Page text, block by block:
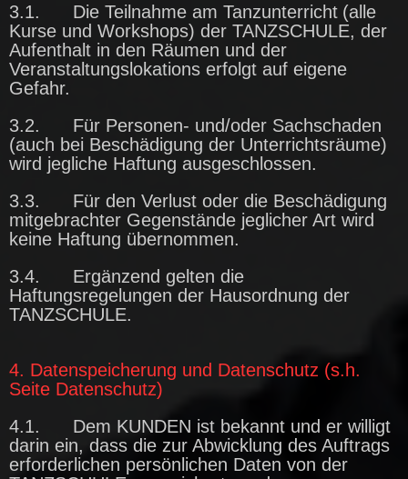
3.1. Die Teilnahme am Tanzunterricht (alle
Kurse und Workshops) der TANZSCHULE, der
Aufenthalt in den Räumen und der
Veranstaltungslokations erfolgt auf eigene
Gefahr.
3.2. Für Personen- und/oder Sachschaden
(auch bei Beschädigung der Unterrichtsräume)
wird jegliche Haftung ausgeschlossen.
3.3. Für den Verlust oder die Beschädigung
mitgebrachter Gegenstände jeglicher Art wird
keine Haftung übernommen.
3.4. Ergänzend gelten die
Haftungsregelungen der Hausordnung der
TANZSCHULE.
4. Datenspeicherung und Datenschutz (s.h.
Seite Datenschutz)
4.1. Dem KUNDEN ist bekannt und er willigt
darin ein, dass die zur Abwicklung des Auftrags
erforderlichen persönlichen Daten von der